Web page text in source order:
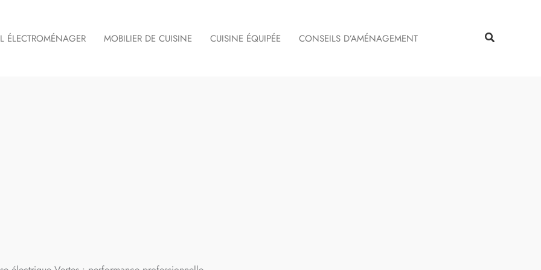
ÉLECTROMÉNAGER MOBILIER DE CUISINE CUISINE ÉQUIPÉE CONSEILS D’AMÉNAGEMENT Rechercher